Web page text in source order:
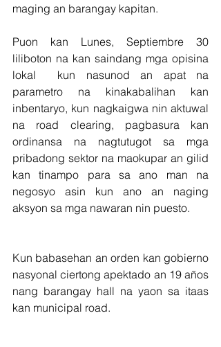
maging an barangay kapitan.
Puon kan Lunes, Septiembre 30
liliboton na kan saindang mga opisina
lokal  kun nasunod an apat na
parametro na kinakabalihan kan
inbentaryo, kun nagkaigwa nin aktuwal
na road clearing, pagbasura kan
ordinansa na nagtutugot sa mga
pribadong sektor na maokupar an gilid
kan tinampo para sa ano man na
negosyo asin kun ano an naging
aksyon sa mga nawaran nin puesto.
Kun babasehan an orden kan gobierno
nasyonal ciertong apektado an 19 años
nang barangay hall na yaon sa itaas
kan municipal road.